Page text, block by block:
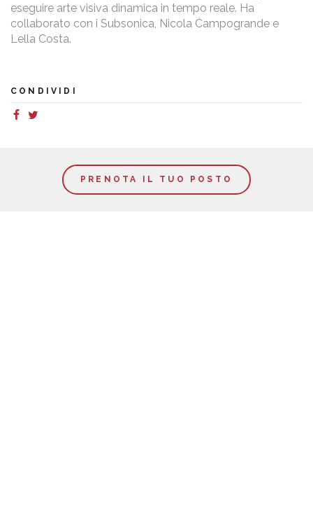
eseguire arte visiva dinamica in tempo reale. Ha
collaborato con i Subsonica, Nicola Campogrande e
Lella Costa.
CONDIVIDI
PRENOTA IL TUO POSTO